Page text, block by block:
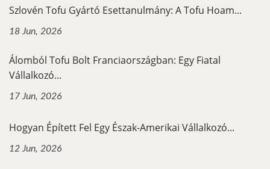
Szlovén Tofu Gyártó Esettanulmány: A Tofu Hoam...
18 Jun, 2026
Álomból Tofu Bolt Franciaországban: Egy Fiatal
Vállalkozó...
17 Jun, 2026
Hogyan Épített Fel Egy Észak-Amerikai Vállalkozó...
12 Jun, 2026